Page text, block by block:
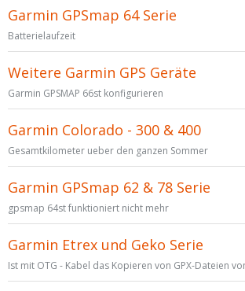
Garmin GPSmap 64 Serie
Batterielaufzeit
Weitere Garmin GPS Geräte
Garmin GPSMAP 66st konfigurieren
Garmin Colorado - 300 & 400
Gesamtkilometer ueber den ganzen Sommer
Garmin GPSmap 62 & 78 Serie
gpsmap 64st funktioniert nicht mehr
Garmin Etrex und Geko Serie